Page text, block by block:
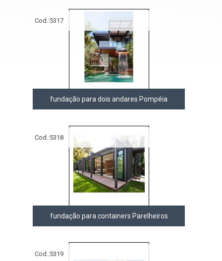
Cod.:5317
fundação para dois andares Pompéia
Cod.:5318
fundação para containers Parelheiros
Cod.:5319